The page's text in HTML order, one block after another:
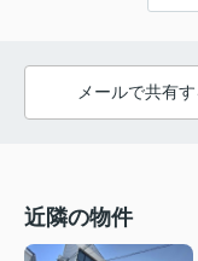
メールで共有す
近隣の物件